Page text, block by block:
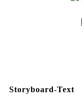
Storyboard-Text